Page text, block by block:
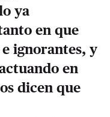
ya
en que
ignorantes, y
en
dicen que